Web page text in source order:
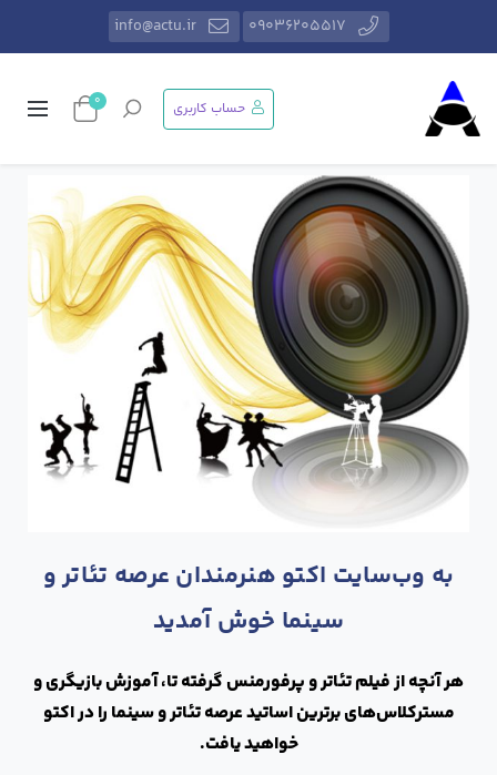
09036205517
info@actu.ir
حساب کاربری 0
به وب‌سایت اکتو هنرمندان عرصه تئاتر و
سینما خوش آمدید
هر آنچه از فیلم تئاتر و پرفورمنس گرفته تا، آموزش بازیگری و
مسترکلاس‌های برترین اساتید عرصه تئاتر و سینما را در اکتو
خواهید یافت.